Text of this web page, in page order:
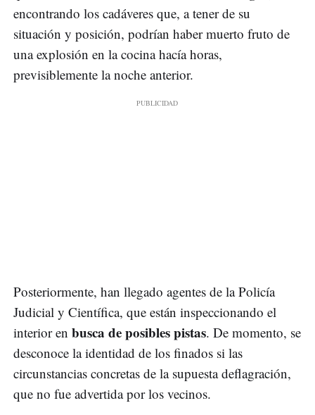
encontrando los cadáveres que, a tener de su
situación y posición, podrían haber muerto fruto de
una explosión en la cocina hacía horas,
previsiblemente la noche anterior.
Posteriormente, han llegado agentes de la Policía
Judicial y Científica, que están inspeccionando el
interior en busca de posibles pistas. De momento, se
desconoce la identidad de los finados si las
circunstancias concretas de la supuesta deflagración,
que no fue advertida por los vecinos.